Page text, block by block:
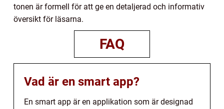
tonen är formell för att ge en detaljerad och informativ
översikt för läsarna.
FAQ
Vad är en smart app?
En smart app är en applikation som är designad